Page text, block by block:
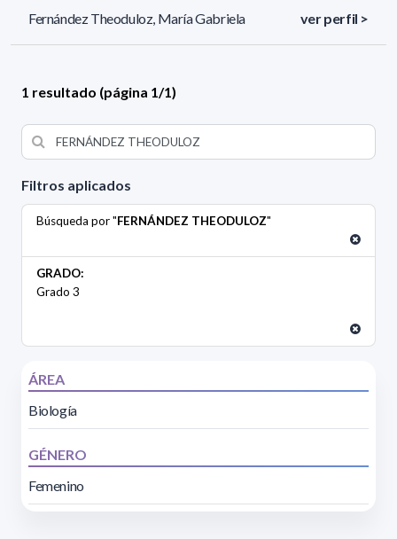
Filtros aplicados
Búsqueda por "FERNÁNDEZ THEODULOZ"
GRADO:
Grado 3
ÁREA
Biología
GÉNERO
Femenino
Fernández Theoduloz, María Gabriela ver perfil >
1 resultado (página 1/1)